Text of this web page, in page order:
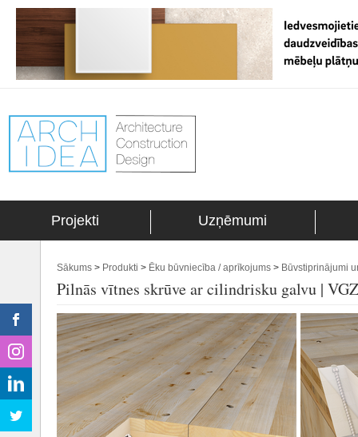
Projekti Uzņēmumi
Sākums > Produkti > Ēku būvniecība / aprīkojums > Būvstiprinājumi
Pilnās vītnes skrūve ar cilindrisku galvu | VGZ